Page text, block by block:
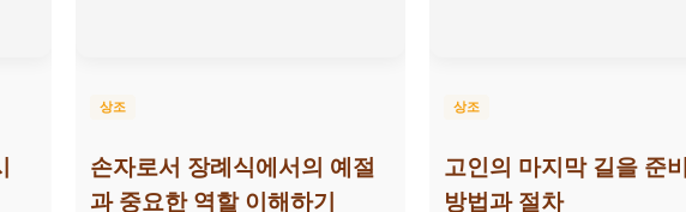
상조
손자로서 장례식에서의 예절
과 중요한 역할 이해하기
상조
고인의 마지막 길을 준
방법과 절차